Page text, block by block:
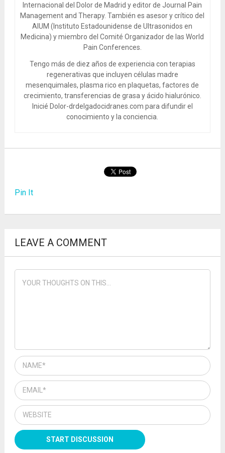
Internacional del Dolor de Madrid y editor de Journal Pain
Management and Therapy. También es asesor y crítico del
AIUM (Instituto Estadounidense de Ultrasonidos en
Medicina) y miembro del Comité Organizador de las World
Pain Conferences.
Tengo más de diez años de experiencia con terapias
regenerativas que incluyen células madre
mesenquimales, plasma rico en plaquetas, factores de
crecimiento, transferencias de grasa y ácido hialurónico.
Inicié Dolor-drdelgadocidranes.com para difundir el
conocimiento y la conciencia.
Pin It
LEAVE A COMMENT